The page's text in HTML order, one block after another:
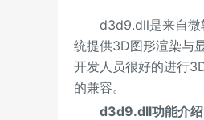
d3d9.dll是来自微软
统提供3D图形渲染与
开发人员很好的进行
的兼容。
d3d9.dll功能介绍